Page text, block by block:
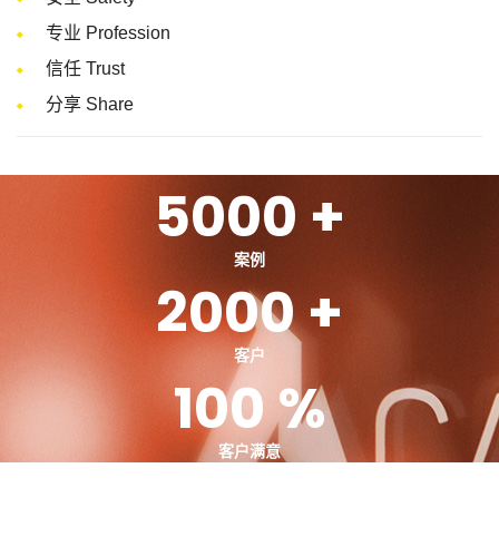
专业 Profession
信任 Trust
分享 Share
5000 +
案例
2000 +
客户
100 %
客户满意